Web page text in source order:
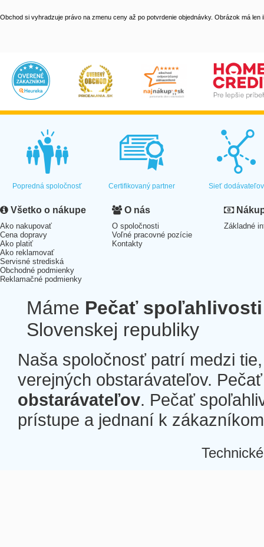
Obchod si vyhradzuje právo na zmenu ceny až po potvrdenie objednávky. Obrázok má len
Popredná spoločnosť Certifikovaný partner Sieť dodávateľov
Všetko o nákupe
Ako nakupovať
Cena dopravy
Ako platiť
Ako reklamovať
Servisné strediská
Obchodné podmienky
Reklamačné podmienky
O nás
O spoločnosti
Voľné pracovné pozície
Kontakty
Základné
Máme Pečať spoľahlivosti
Slovenskej republiky
Naša spoločnosť patrí medzi
verejných obstarávateľov.
obstarávateľov. Pečať
prístupe a jednaní k